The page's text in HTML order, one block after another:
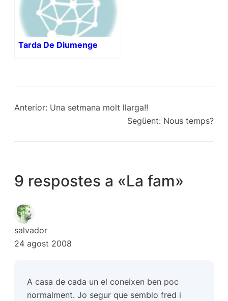
Tarda De Diumenge
Anterior: Una setmana molt llarga!!
Següent: Nous temps?
9 respostes a «La fam»
salvador
24 agost 2008
A casa de cada un el coneixen ben poc
normalment. Jo segur que semblo fred i